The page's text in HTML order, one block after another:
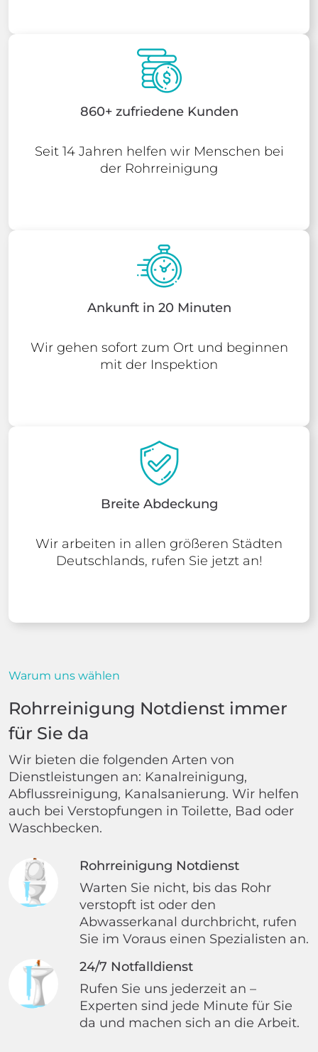
860+ zufriedene Kunden
Seit 14 Jahren helfen wir Menschen bei
der Rohrreinigung
Ankunft in 20 Minuten
Wir gehen sofort zum Ort und beginnen
mit der Inspektion
Breite Abdeckung
Wir arbeiten in allen größeren Städten
Deutschlands, rufen Sie jetzt an!
Warum uns wählen
Rohrreinigung Notdienst immer
für Sie da
Wir bieten die folgenden Arten von
Dienstleistungen an: Kanalreinigung,
Abflussreinigung, Kanalsanierung. Wir helfen
auch bei Verstopfungen in Toilette, Bad oder
Waschbecken.
Rohrreinigung Notdienst
Warten Sie nicht, bis das Rohr
verstopft ist oder den
Abwasserkanal durchbricht, rufen
Sie im Voraus einen Spezialisten an.
24/7 Notfalldienst
Rufen Sie uns jederzeit an –
Experten sind jede Minute für Sie
da und machen sich an die Arbeit.